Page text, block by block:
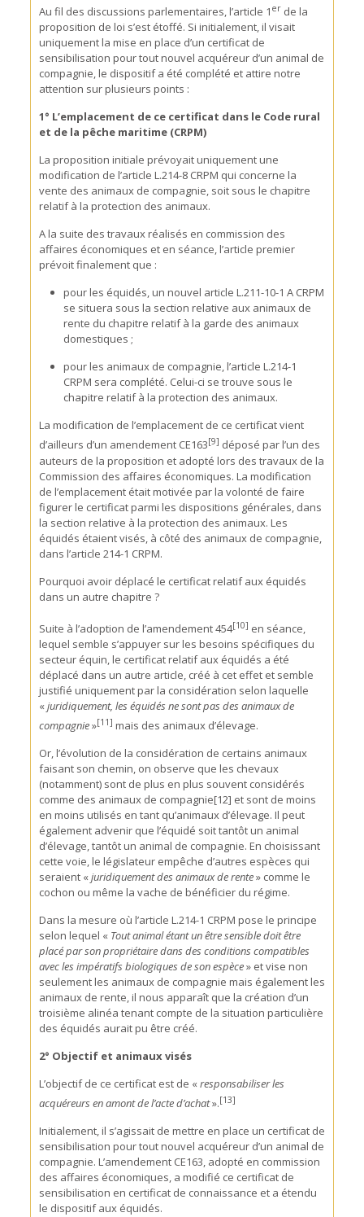
Au fil des discussions parlementaires, l’article 1 erde la
proposition de loi s’est étoffé. Si initialement, il visait
uniquement la mise en place d’un certificat de
sensibilisation pour tout nouvel acquéreur d’un animal de
compagnie, le dispositif a été complété et attire notre
attention sur plusieurs points :
1° L’emplacement de ce certificat dans le Code rural
et de la pêche maritime (CRPM)
La proposition initiale prévoyait uniquement une
modification de l’article L.214-8 CRPM qui concerne la
vente des animaux de compagnie, soit sous le chapitre
relatif à la protection des animaux.
A la suite des travaux réalisés en commission des
affaires économiques et en séance, l’article premier
prévoit finalement que :
pour les équidés, un nouvel article L.211-10-1 A CRPM
se situera sous la section relative aux animaux de
rente du chapitre relatif à la garde des animaux
domestiques ;
pour les animaux de compagnie, l’article L.214-1
CRPM sera complété. Celui-ci se trouve sous le
chapitre relatif à la protection des animaux.
La modification de l’emplacement de ce certificat vient
d’ailleurs d’un amendement CE163[9] déposé par l’un des
auteurs de la proposition et adopté lors des travaux de la
Commission des affaires économiques. La modification
de l’emplacement était motivée par la volonté de faire
figurer le certificat parmi les dispositions générales, dans
la section relative à la protection des animaux. Les
équidés étaient visés, à côté des animaux de compagnie,
dans l’article 214-1 CRPM.
Pourquoi avoir déplacé le certificat relatif aux équidés
dans un autre chapitre ?
Suite à l’adoption de l’amendement 454[10] en séance,
lequel semble s’appuyer sur les besoins spécifiques du
secteur équin, le certificat relatif aux équidés a été
déplacé dans un autre article, créé à cet effet et semble
justifié uniquement par la considération selon laquelle
«juridiquement, les équidés ne sont pas des animaux de
compagnie»[11] mais des animaux d’élevage.
Or, l’évolution de la considération de certains animaux
faisant son chemin, on observe que les chevaux
(notamment) sont de plus en plus souvent considérés
comme des animaux de compagnie[12] et sont de moins
en moins utilisés en tant qu’animaux d’élevage. Il peut
également advenir que l’équidé soit tantôt un animal
d’élevage, tantôt un animal de compagnie. En choisissant
cette voie, le législateur empêche d’autres espèces qui
seraient «juridiquement des animaux de rente» comme le
cochon ou même la vache de bénéficier du régime.
Dans la mesure où l’article L.214-1 CRPM pose le principe
selon lequel « Tout animal étant un être sensible doit être
placé par son propriétaire dans des conditions compatibles
avec les impératifs biologiques de son espèce» et vise non
seulement les animaux de compagnie mais également les
animaux de rente, il nous apparaît que la création d’un
troisième alinéa tenant compte de la situation particulière
des équidés aurait pu être créé.
2° Objectif et animaux visés
L’objectif de ce certificat est de «responsabiliser les
acquéreurs en amont de l’acte d’achat».[13]
Initialement, il s’agissait de mettre en place un certificat de
sensibilisation pour tout nouvel acquéreur d’un animal de
compagnie. L’amendement CE163, adopté en commission
des affaires économiques, a modifié ce certificat de
sensibilisation en certificat de connaissance et a étendu
le dispositif aux équidés.